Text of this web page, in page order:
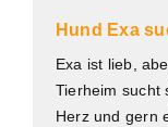
Hund Exa
Exa ist lieb,
Tierheim sucht
Herz und gern